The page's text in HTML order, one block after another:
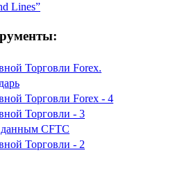
Lines”
Торговли Forex.
Торговли Forex - 4
Торговли - 3
CFTC
Торговли - 2